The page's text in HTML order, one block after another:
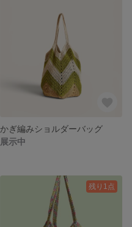
かぎ編みショルダーバッグ
展示中
残り1点